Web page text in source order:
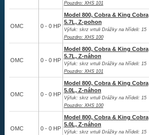
Vestavné
Vrtule
Redukční pouzdra XHS
Nákupní řád
Reklamační řád
Pouzdro: XHS 101
OMC 0 - 0 HP
Model 800, Cobra & King Cobra
5.7L, Z-pohon
Výfuk: skrz vrtuli Drážky na hřídeli: 15
Pouzdro: XHS 100
OMC 0 - 0 HP
Model 800, Cobra & King Cobra
5.7L, Z-náhon
Výfuk: skrz vrtuli Drážky na hřídeli: 15
Pouzdro: XHS 101
OMC 0 - 0 HP
Model 800, Cobra & King Cobra
5.0L, Z-náhon
Výfuk: skrz vrtuli Drážky na hřídeli: 15
Pouzdro: XHS 100
OMC 0 - 0 HP
Model 800, Cobra & King Cobra
5.0L, Z-náhon
Výfuk: skrz vrtuli Drážky na hřídeli: 15